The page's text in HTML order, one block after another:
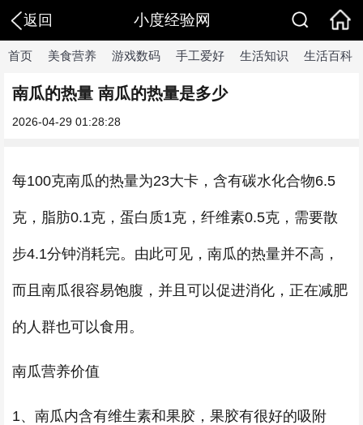
返回 小度经验网
首页 美食营养 游戏数码 手工爱好 生活知识 生活百科
南瓜的热量 南瓜的热量是多少
2026-04-29 01:28:28
每100克南瓜的热量为23大卡，含有碳水化合物6.5
克，脂肪0.1克，蛋白质1克，纤维素0.5克，需要散
步4.1分钟消耗完。由此可见，南瓜的热量并不高，
而且南瓜很容易饱腹，并且可以促进消化，正在减肥
的人群也可以食用。
南瓜营养价值
1、南瓜内含有维生素和果胶，果胶有很好的吸附